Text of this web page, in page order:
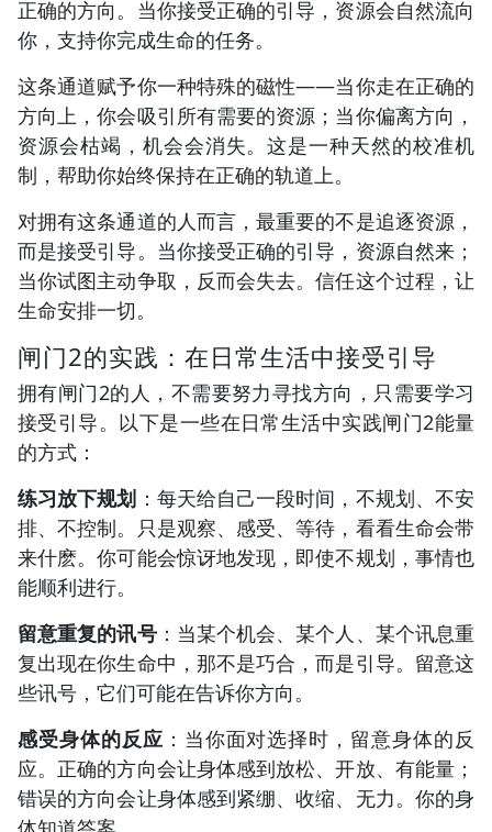
正确的方向。当你接受正确的引导，资源会自然流向
你，支持你完成生命的任务。
这条通道赋予你一种特殊的磁性——当你走在正确的
方向上，你会吸引所有需要的资源；当你偏离方向，
资源会枯竭，机会会消失。这是一种天然的校准机
制，帮助你始终保持在正确的轨道上。
对拥有这条通道的人而言，最重要的不是追逐资源，
而是接受引导。当你接受正确的引导，资源自然来；
当你试图主动争取，反而会失去。信任这个过程，让
生命安排一切。
闸门2的实践：在日常生活中接受引导
拥有闸门2的人，不需要努力寻找方向，只需要学习
接受引导。以下是一些在日常生活中实践闸门2能量
的方式：
练习放下规划 ：每天给自己一段时间，不规划、不安
排、不控制。只是观察、感受、等待，看看生命会带
来什麽。你可能会惊讶地发现，即使不规划，事情也
能顺利进行。
留意重复的讯号：当某个机会、某个人、某个讯息重
复出现在你生命中，那不是巧合，而是引导。留意这
些讯号，它们可能在告诉你方向。
感受身体的反应 ：当你面对选择时，留意身体的反
应。正确的方向会让身体感到放松、开放、有能量；
错误的方向会让身体感到紧绷、收缩、无力。你的身